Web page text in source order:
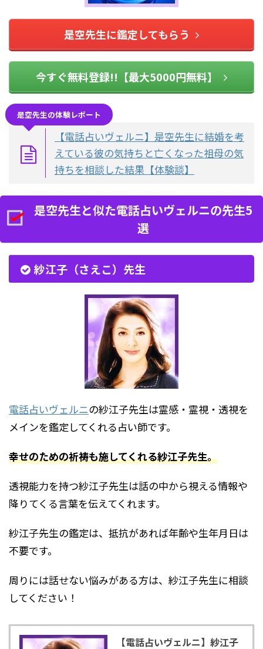
是空先生に鑑定してもらう
今すぐ無料登録!!【最大5000円無料】
是空先生の体験レポート
【電話占いヴェルニ】是空先生に結婚を考
えている彼の気持ちと亡くなった祖母の気
持ちを相談した結果【体験談】
是空先生と似た電話占いヴェルニの先生5
選
紗江子（さえこ）先生
電話占いヴェルニの紗江子先生は霊感・霊視・透視を
メインを鑑定してくれる占い師です。
幸せのための祈祷も施してくれる紗江子先生。
透視能力を持つ紗江子先生は話の中から視える情報や
降りてくる言葉を伝えてくれます。
紗江子先生の鑑定は、抵抗があれば年齢や生年月日は
不要です。
周りには話せない悩みがある方は、紗江子先生に相談
してください！
【電話占いヴェルニ】紗江子